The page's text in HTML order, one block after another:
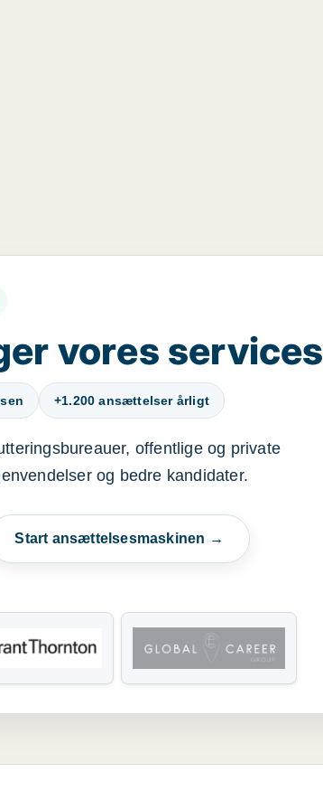
vores services
+1.200 ansættelser årligt
offentlige og private
og bedre kandidater.
Start ansættelsesmaskinen →